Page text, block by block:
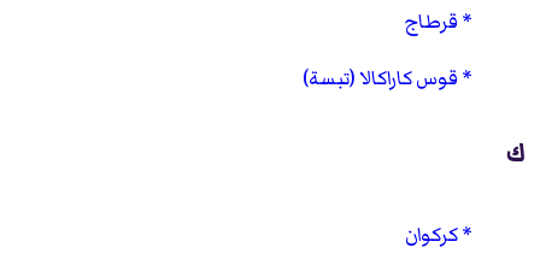
قرطاج
قوس كاراكالا (تبسة)
ك
كركوان